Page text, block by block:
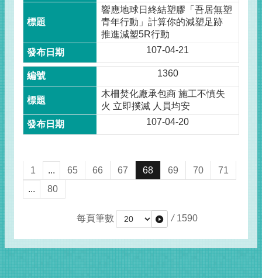
響應地球日終結塑膠「吾居無塑
青年行動」計算你的減塑足跡
推進減塑5R行動
107-04-21
1360
木柵焚化廠承包商 施工不慎失
火 立即撲滅 人員均安
107-04-20
1 ... 65 66 67 68 69 70
71
...
80
每頁筆數 / 1590